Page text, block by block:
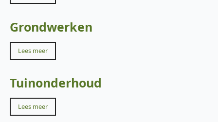
Grondwerken
Lees meer
Tuinonderhoud
Lees meer